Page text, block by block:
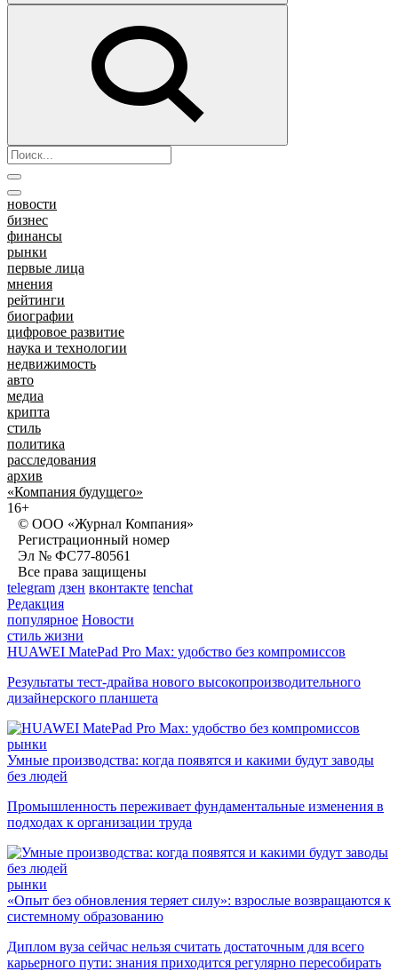
новости
бизнес
финансы
рынки
первые лица
мнения
рейтинги
биографии
цифровое развитие
наука и технологии
недвижимость
авто
медиа
крипта
стиль
политика
расследования
архив
«Компания будущего»
16+
© ООО «Журнал Компания»
Регистрационный номер
Эл № ФС77-80561
Все права защищены
telegram дзен вконтакте tenchat
Редакция
популярное Новости
стиль жизни
HUAWEI MatePad Pro Max: удобство без компромиссов
Результаты тест-драйва нового высокопроизводительного
дизайнерского планшета
рынки
Умные производства: когда появятся и какими будут заводы
без людей
Промышленность переживает фундаментальные изменения в
подходах к организации труда
рынки
«Опыт без обновления теряет силу»: взрослые возвращаются к
системному образованию
Диплом вуза сейчас нельзя считать достаточным для всего
карьерного пути: знания приходится регулярно пересобирать